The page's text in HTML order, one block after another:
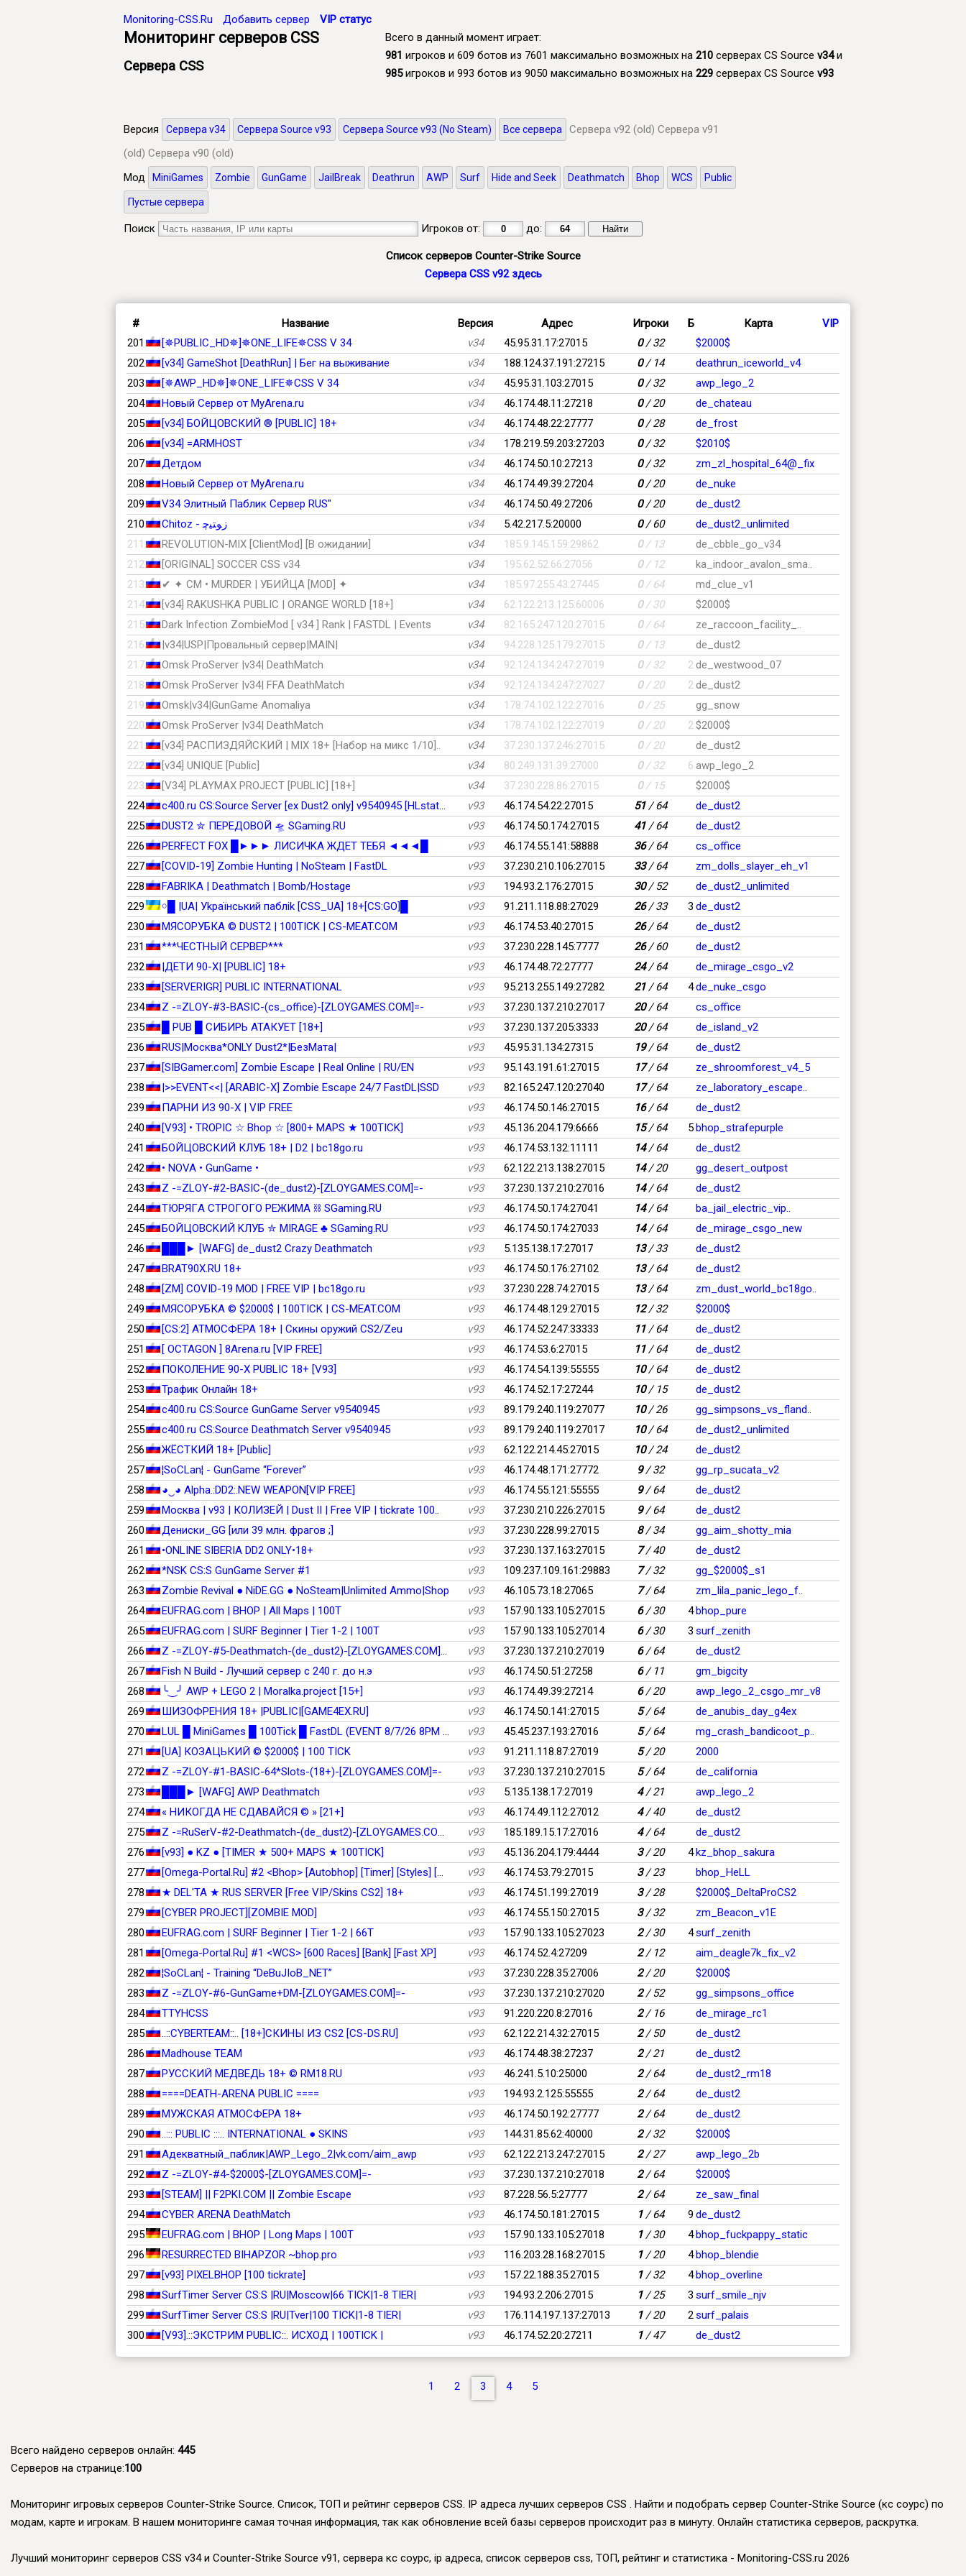
Monitoring-CSS.Ru Добавить сервер
VIP статус
Всего в данный момент играет:
981 игроков и 609 ботов из 7601 максимально возможных на 210 серверах CS Source v34и
985игроков и 993 ботов из 9050 максимально возможных на 229 серверах CS Source v93
Мониторинг серверов CSS
Сервера CSS
Версия Сервера v34 Сервера Source v93 Сервера Source v93 (No Steam) Все сервера Сервера v92 (old) Сервера v91
(old) Сервера v90 (old)
Мод
MiniGames Zombie GunGame JailBreak Deathrun AWP Surf Hide and Seek Deathmatch Bhop WCS Public
Пустые сервера
Поиск Игроков от: до:
Список серверов Counter-Strike Source
Сервера CSS v92 здесь
# Название Версия Адрес Игроки Б Карта
VIP
201
[✵PUBLIC_HD✵]✵ONE_LIFE✵CSS V 34 v34 45.95.31.17:27015 0/ 32
$2000$
202
[v34] GameShot [DeathRun] | Бег на выживание v34 188.124.37.191:27215 0/ 14
deathrun_iceworld_v4
203
[✵AWP_HD✵]✵ONE_LIFE✵CSS V 34 v34 45.95.31.103:27015 0/ 32
awp_lego_2
204
Новый Сервер от MyArena.ru v34 46.174.48.11:27218 0/ 20
de_chateau
205
[v34] БОЙЦОВСКИЙ ® [PUBLIC] 18+ v34 46.174.48.22:27777 0/ 28
de_frost
206
[v34] =ARMHOST v34 178.219.59.203:27203 0/ 32
$2010$
207
Детдом v34 46.174.50.10:27213 0/ 32
zm_zl_hospital_64@_fix
208
Новый Сервер от MyArena.ru v34 46.174.49.39:27204 0/ 20
de_nuke
209
V34 Элитный Паблик Сервер RUS" v34 46.174.50.49:27206 0/ 20
de_dust2
210
Chitoz - ﺯﻮﺘﯿﭼ v34 5.42.217.5:20000 0/ 60
de_dust2_unlimited
211
REVOLUTION-MIX [ClientMod] [В ожидании] v34 185.9.145.159:29862 0/ 13
de_cbble_go_v34
212
[ORIGINAL] SOCCER CSS v34 v34 195.62.52.66:27056 0/ 12
ka_indoor_avalon_sma..
213
✔ ✦ CM • MURDER | УБИЙЦА [MOD] ✦ v34 185.97.255.43:27445 0/ 64
md_clue_v1
214
[v34] RAKUSHKA PUBLIC | ORANGE WORLD [18+] v34 62.122.213.125:60006 0/ 30
$2000$
215
Dark Infection ZombieMod [ v34 ] Rank | FASTDL | Events v34 82.165.247.120:27015 0/ 64
ze_raccoon_facility_..
216
|v34|USP|Провальный сервер|MAIN| v34 94.228.125.179:27015 0/ 13
de_dust2
217
Omsk ProServer |v34| DeathMatch v34 92.124.134.247:27019 0/ 32 2de_westwood_07
218
Omsk ProServer |v34| FFA DeathMatch v34 92.124.134.247:27027 0/ 20 2de_dust2
219
Omsk|v34|GunGame Anomaliya v34 178.74.102.122:27016 0/ 25
gg_snow
220
Omsk ProServer |v34| DeathMatch v34 178.74.102.122:27019 0/ 20 2$2000$
221
[v34] РАСПИЗДЯЙСКИЙ | MIX 18+ [Набор на микс 1/10].. v34 37.230.137.246:27015 0/ 20
de_dust2
222
[v34] UNIQUE [Public] v34 80.249.131.39:27000 0/ 32 6 awp_lego_2
223
[V34] PLAYMAX PROJECT [PUBLIC] [18+] v34 37.230.228.86:27015 0/ 15
$2000$
224
c400.ru CS:Source Server [ex Dust2 only] v9540945 [HLstatsX] v93 46.174.54.22:27015 51/ 64
de_dust2
225
DUST2 ✮ ПEPEДOBOЙ 🛸 SGaming.RU v93 46.174.50.174:27015 41/ 64
de_dust2
226
PERFECT FOX █►►► ЛИCИЧKA ЖДET TEБЯ ◄◄◄█ v93 46.174.55.141:58888 36/ 64
cs_office
227
[COVID-19] Zombie Hunting | NoSteam | FastDL v93 37.230.210.106:27015 33/ 64
zm_dolls_slayer_eh_v1
228
FABRIKA | Deathmatch | Bomb/Hostage v93 194.93.2.176:27015 30/ 52
de_dust2_unlimited
229
￮█ |UA| Уkpaїнcький пaблik [CSS_UA] 18+[CS:GO]█ v93 91.211.118.88:27029 26/ 33 3 de_dust2
230
МЯСОРУБКА © DUST2 | 100TICK | CS-MEAT.COM v93 46.174.53.40:27015 26/ 64
de_dust2
231
***ЧЕСТНЫЙ СЕРВЕР*** v93 37.230.228.145:7777 26/ 60
de_dust2
232
|ДЕТИ 90-X| [PUBLIC] 18+ v93 46.174.48.72:27777 24/ 64
de_mirage_csgo_v2
233
[SERVERIGR] PUBLIC INTERNATIONAL v93 95.213.255.149:27282 21/ 64 4de_nuke_csgo
234
Z -=ZLOY-#3-BASIC-(cs_office)-[ZLOYGAMES.COM]=- v93 37.230.137.210:27017 20/ 64
cs_office
235
█ PUB █ СИБИРЬ АТАКУЕТ [18+] v93 37.230.137.205:3333 20/ 64
de_island_v2
236
RUS|Москва*ONLY Dust2*|БезМата| v93 45.95.31.134:27315 19/ 64
de_dust2
237
[SIBGamer.com] Zombie Escape | Real Online | RU/EN v93 95.143.191.61:27015 17/ 64
ze_shroomforest_v4_5
238
|>>EVENT<<| [ARABIC-X] Zombie Escape 24/7 FastDL|SSD v93 82.165.247.120:27040 17/ 64
ze_laboratory_escape..
239
ПАРНИ ИЗ 90-Х | VIP FREE v93 46.174.50.146:27015 16/ 64
de_dust2
240
[V93] • TROPIC ☆ Bhop ☆ [800+ MAPS ★ 100TICK] v93 45.136.204.179:6666 15/ 64 5bhop_strafepurple
241
БОЙЦОВСКИЙ КЛУБ 18+ | D2 | bc18go.ru v93 46.174.53.132:11111 14/ 64
de_dust2
242
• NOVA • GunGame • v93 62.122.213.138:27015 14/ 20
gg_desert_outpost
243
Z -=ZLOY-#2-BASIC-(de_dust2)-[ZLOYGAMES.COM]=- v93 37.230.137.210:27016 14/ 64
de_dust2
244
TЮPЯГA CTPOГOГO PEЖИMA ⛓️ SGaming.RU v93 46.174.50.174:27041 14/ 64
ba_jail_electric_vip..
245
БOЙЦOBCKИЙ KЛУБ ✮ MIRAGE ♣️ SGaming.RU v93 46.174.50.174:27033 14/ 64
de_mirage_csgo_new
246
███► [WAFG] de_dust2 Crazy Deathmatch v93 5.135.138.17:27017 13/ 33
de_dust2
247
BRAT90X.RU 18+ v93 46.174.50.176:27102 13/ 64
de_dust2
248
[ZM] COVID-19 MOD | FREE VIP | bc18go.ru v93 37.230.228.74:27015 13/ 64
zm_dust_world_bc18go..
249
МЯСОРУБКА © $2000$ | 100TICK | CS-MEAT.COM v93 46.174.48.129:27015 12/ 32
$2000$
250
[CS:2] АТМОСФЕРА 18+ | Скины оружий CS2/Zeu v93 46.174.52.247:33333 11/ 64
de_dust2
251
[ OCTAGON ] 8Arena.ru [VIP FREE] v93 46.174.53.6:27015 11/ 64
de_dust2
252
ПОКОЛЕНИЕ 90-Х PUBLIC 18+ [V93] v93 46.174.54.139:55555 10/ 64
de_dust2
253
Трафик Онлайн 18+ v93 46.174.52.17:27244 10/ 15
de_dust2
254
c400.ru CS:Source GunGame Server v9540945 v93 89.179.240.119:27077 10/ 26
gg_simpsons_vs_fland..
255
c400.ru CS:Source Deathmatch Server v9540945 v93 89.179.240.119:27017 10/ 64
de_dust2_unlimited
256
ЖЁСТКИЙ 18+ [Public] v93 62.122.214.45:27015 10/ 24
de_dust2
257
¦SoCLan¦ - GunGame “Forever” v93 46.174.48.171:27772 9/ 32
gg_rp_sucata_v2
258
◕‿◕ Alpha.:DD2:.NEW WEAPON[VIP FREE] v93 46.174.55.121:55555 9/ 64
de_dust2
259
Москва | v93 | КОЛИЗЕЙ | Dust II | Free VIP | tickrate 100.. v93 37.230.210.226:27015 9/ 64
de_dust2
260
Дениски_GG [или 39 млн. фрагов ;] v93 37.230.228.99:27015 8/ 34
gg_aim_shotty_mia
261
•ONLINE SIBERIA DD2 ONLY•18+ v93 37.230.137.163:27015 7/ 40
de_dust2
262
*NSK CS:S GunGame Server #1 v93 109.237.109.161:29883 7/ 32
gg_$2000$_s1
263
Zombie Revival ● NiDE.GG ● NoSteam|Unlimited Ammo|Shop v93 46.105.73.18:27065 7/ 64
zm_lila_panic_lego_f..
264
EUFRAG.com | BHOP | All Maps | 100T v93 157.90.133.105:27015 6/ 30 4bhop_pure
265
EUFRAG.com | SURF Beginner | Tier 1-2 | 100T v93 157.90.133.105:27014 6/ 30 3 surf_zenith
266
Z -=ZLOY-#5-Deathmatch-(de_dust2)-[ZLOYGAMES.COM]=- v93 37.230.137.210:27019 6/ 64
de_dust2
267
Fish N Build - Лучший сервер с 240 г. до н.э v93 46.174.50.51:27258 6/ 11
gm_bigcity
268
╰‿╯ AWP + LEGO 2 | Moralka.project [15+] v93 46.174.49.39:27214 6/ 20
awp_lego_2_csgo_mr_v8
269
ШИЗОФРЕНИЯ 18+ |PUBLIC|[GAME4EX.RU] v93 46.174.50.141:27015 5/ 64
de_anubis_day_g4ex
270
LUL █ MiniGames █ 100Tick █ FastDL (EVENT 8/7/26 8PM CDT v93 45.45.237.193:27016 5/ 64
mg_crash_bandicoot_p..
271
[UA] КОЗАЦЬКИЙ © $2000$ | 100 TICK v93 91.211.118.87:27019 5/ 20
2000
272
Z -=ZLOY-#1-BASIC-64*Slots-(18+)-[ZLOYGAMES.COM]=- v93 37.230.137.210:27015 5/ 64
de_california
273
███► [WAFG] AWP Deathmatch v93 5.135.138.17:27019 4/ 21
awp_lego_2
274
« НИКОГДА НЕ СДАВАЙСЯ © » [21+] v93 46.174.49.112:27012 4/ 40
de_dust2
275
Z -=RuSerV-#2-Deathmatch-(de_dust2)-[ZLOYGAMES.COM]=- v93 185.189.15.17:27016 4/ 64
de_dust2
276
[v93] ● KZ ● [TIMER ★ 500+ MAPS ★ 100TICK] v93 45.136.204.179:4444 3/ 20 4kz_bhop_sakura
277
[Omega-Portal.Ru] #2 <Bhop> [Autobhop] [Timer] [Styles] [Ranks] v93 46.174.53.79:27015 3/ 23
bhop_HeLL
278
★ DEL'TA ★ RUS SERVER [Free VIP/Skins CS2] 18+ v93 46.174.51.199:27019 3/ 28
$2000$_DeltaProCS2
279
[CYBER PROJECT][ZOMBIE MOD] v93 46.174.55.150:27015 3/ 32
zm_Beacon_v1E
280
EUFRAG.com | SURF Beginner | Tier 1-2 | 66T v93 157.90.133.105:27023 2/ 30 4surf_zenith
281
[Omega-Portal.Ru] #1 <WCS> [600 Races] [Bank] [Fast XP] v93 46.174.52.4:27209 2/ 12
aim_deagle7k_fix_v2
282
¦SoCLan¦ - Training “DeBuJIoB_NET” v93 37.230.228.35:27006 2/ 20
$2000$
283
Z -=ZLOY-#6-GunGame+DM-[ZLOYGAMES.COM]=- v93 37.230.137.210:27020 2/ 52
gg_simpsons_office
284
TTYHCSS v93 91.220.220.8:27016 2/ 16
de_mirage_rc1
285
..::CYBERTEAM::.. [18+]СКИНЫ ИЗ CS2 [CS-DS.RU] v93 62.122.214.32:27015 2/ 50
de_dust2
286
Madhouse TEAM v93 46.174.48.38:27237 2/ 21
de_dust2
287
РУССКИЙ МЕДВЕДЬ 18+ © RM18.RU v93 46.241.5.10:25000 2/ 64
de_dust2_rm18
288
====DEATH-ARENA PUBLIC ==== v93 194.93.2.125:55555 2/ 64
de_dust2
289
МУЖСКАЯ АТМОСФЕРА 18+ v93 46.174.50.192:27777 2/ 64
de_dust2
290
..::: PUBLIC :::.. INTERNATIONAL ● SKINS v93 144.31.85.62:40000 2/ 32
$2000$
291
Адекватный_паблик|AWP_Lego_2|vk.com/aim_awp v93 62.122.213.247:27015 2/ 27
awp_lego_2b
292
Z -=ZLOY-#4-$2000$-[ZLOYGAMES.COM]=- v93 37.230.137.210:27018 2/ 64
$2000$
293
[STEAM] || F2PKI.COM || Zombie Escape v93 87.228.56.5:27777 2/ 64
ze_saw_final
294
CYBER ARENA DeathMatch v93 46.174.50.181:27015 1/ 64 9 de_dust2
295
EUFRAG.com | BHOP | Long Maps | 100T v93 157.90.133.105:27018 1/ 30 4bhop_fuckpappy_static
296
RESURRECTED BIHAPZOR ~bhop.pro v93 116.203.28.168:27015 1/ 20 4bhop_blendie
297
[v93] PIXELBHOP [100 tickrate] v93 157.22.188.35:27015 1/ 32 4bhop_overline
298
SurfTimer Server CS:S |RU|Moscow|66 TICK|1-8 TIER| v93 194.93.2.206:27015 1/ 25 3 surf_smile_njv
299
SurfTimer Server CS:S |RU|Tver|100 TICK|1-8 TIER| v93 176.114.197.137:27013 1/ 20 2surf_palais
300
[V93].::ЭКСТРИМ PUBLIC::. ИСХОД | 100TICK | v93 46.174.52.20:27211 1/ 47 de_dust2
1 2 3 4 5
Всего найдено серверов онлайн: 445
Серверов на странице:100
Мониторинг игровых серверов Counter-Strike Source. Список, ТОП и рейтинг серверов CSS. IP адреса лучших серверов CSS . Найти и подобрать сервер Counter-Strike Source (кс соурс) по
модам, карте и игрокам. В нашем мониторинге самая точная информация, так как обновление всей базы серверов происходит раз в минуту. Онлайн статистика серверов, раскрутка.
Лучший мониторинг серверов CSS v34 и Counter-Strike Source v91, сервера кс соурс, ip адреса, список серверов css, ТОП, рейтинг и статистика - Monitoring-CSS.ru 2026